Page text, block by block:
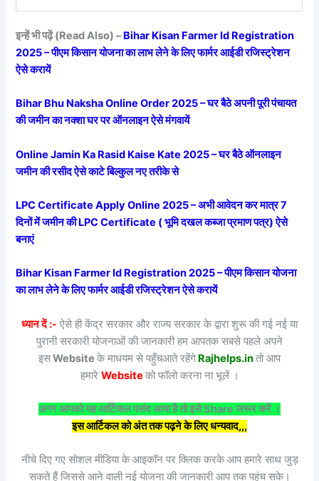
इन्हें भी पढ़ें (Read Also) –Bihar Kisan Farmer Id Registration
2025 – पीएम किसान योजना का लाभ लेने के लिए फार्मर आईडी रजिस्ट्रेशन
ऐसे करायें
Bihar Bhu Naksha Online Order 2025 – घर बैठे अपनी पूरी पंचायत
की जमीन का नक्शा घर पर ऑनलाइन ऐसे मंगवायें
Online Jamin Ka Rasid Kaise Kate 2025 – घर बैठे ऑनलाइन
जमीन की रसीद ऐसे काटे बिल्कुल नए तरीके से
LPC Certificate Apply Online 2025 – अभी आवेदन कर मात्र 7
दिनों में जमीन की LPC Certificate ( भूमि दखल कब्जा प्रमाण पत्र) ऐसे
बनाएं
Bihar Kisan Farmer Id Registration 2025 – पीएम किसान योजना
का लाभ लेने के लिए फार्मर आईडी रजिस्ट्रेशन ऐसे करायें
ध्यान दें :- ऐसे ही केंद्र सरकार और राज्य सरकार के द्वारा शुरू की गई नई या
पुरानी सरकारी योजनाओं की जानकारी हम आपतक सबसे पहले अपने
इसWebsite के माधयम से पहुँचआते रहेंगे Rajhelps.inतो आप
हमारे Website को फॉलो करना ना भूलें ।
अगर आपको यह आर्टिकल पसंद आया है तो इसे Share जरूर करें ।
इस आर्टिकल को अंत तक पढ़ने के लिए धन्यवाद,,,
नीचे दिए गए सोशल मीडिया के आइकॉन पर क्लिक करके आप हमारे साथ जुड़
सकते हैं जिससे आने वाली नई योजना की जानकारी आप तक पहुंच सके।